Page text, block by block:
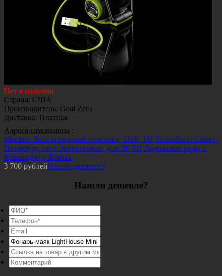
Нет в наличии
Страна: США
Производитель: Goal Zero
Доставка: Платная
Адреса самовывоза :
Москва, Волгоградский проспект, 32к8, ТЦ ТехноХолл Санкт-
Петербург, пр-т Энергетиков, дом 3Б ТЦ Ладожские ряды г.
Краснодар г. Брянск
3 700 рублейНашли дешевле?
Нашли дешевле?